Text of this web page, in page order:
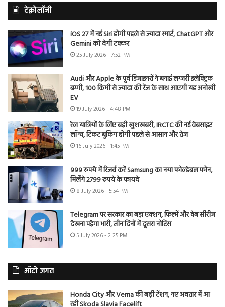
टेक्नोलॉजी
iOS 27 में नई Siri होगी पहले से ज्यादा स्मार्ट, ChatGPT और
Gemini को देगी टक्कर
25 July 2026 - 7:52 PM
Audi और Apple के पूर्व डिजाइनरों ने बनाई लग्जरी इलेक्ट्रिक
बग्गी, 100 किमी से ज्यादा की रेंज के साथ आएगी यह अनोखी
EV
19 July 2026 - 4:48 PM
रेल यात्रियों के लिए बड़ी खुशखबरी, IRCTC की नई वेबसाइट
लॉन्च, टिकट बुकिंग होगी पहले से आसान और तेज
16 July 2026 - 1:45 PM
999 रुपये में रिजर्व करें Samsung का नया फोल्डेबल फोन,
मिलेंगे 2799 रुपये के फायदे
8 July 2026 - 5:54 PM
Telegram पर सरकार का बड़ा एक्शन, फिल्में और वेब सीरीज
देखना पड़ेगा भारी, तीन दिनों में दूसरा नोटिस
5 July 2026 - 2:25 PM
ऑटो जगत
Honda City और Verna की बढ़ी टेंशन, नए अवतार में आ